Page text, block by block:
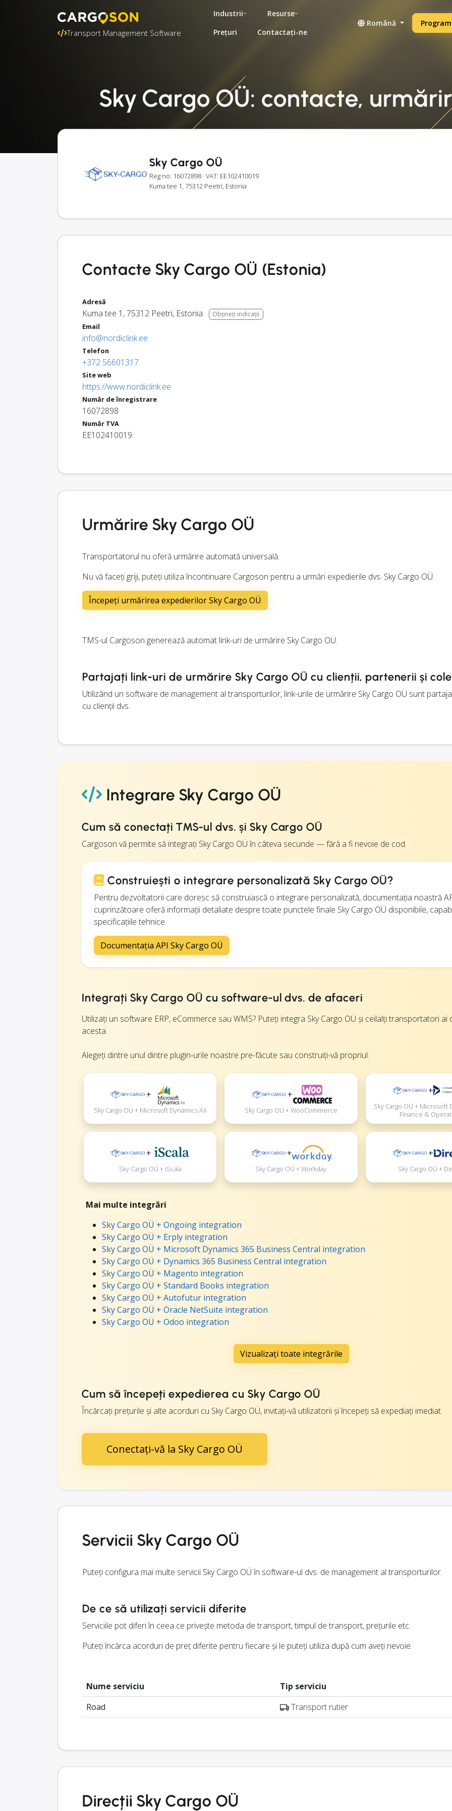
Transport Management Software
Industrii
Resurse
Prețuri
Contactați-ne
Română
Sky Cargo OÜ: contacte,
Sky Cargo OÜ
Reg no: 16072898 · VAT: EE102410019
Kuma tee 1, 75312 Peetri, Estonia
Contacte Sky Cargo OÜ (Estonia)
Adresă
Kuma tee 1 ,75312 Peetri, Estonia Obțineți indicații
Email
info@nordiclink.ee
Telefon
+372 56601317
Site web
https://www.nordiclink.ee
Număr de înregistrare
16072898
Număr TVA
EE102410019
Urmărire Sky Cargo OÜ
Transportatorul nu oferă urmărire automată universală.
Nu vă faceți griji, puteți utiliza încontinuare Cargoson pentru a urmări expedierile dvs. Sky Cargo OÜ.
Începeți urmărirea expedierilor Sky Cargo OÜ
TMS-ul Cargoson generează automat link-uri de urmărire Sky Cargo OÜ.
Partajați link-uri de urmărire Sky Cargo OÜ cu clienții, partenerii și
Utilizând un software de management al transporturilor, link-urile de urmărire Sky Cargo OÜ sunt
cu clienții dvs.
Integrare Sky Cargo OÜ
Cum să conectați TMS-ul dvs. și Sky Cargo OÜ
Cargoson vă permite să integrați Sky Cargo OÜ în câteva secunde — fără a fi nevoie de cod.
Construiești o integrare personalizată Sky Cargo OÜ?
Pentru dezvoltatorii care doresc să construiască o integrare personalizată, documentația noastră
cuprinzătoare oferă informații detaliate despre toate punctele finale Sky Cargo OÜ disponibile,
specificațiile tehnice.
Documentația API Sky Cargo OÜ
Integrați Sky Cargo OÜ cu software-ul dvs. de afaceri
Utilizați un software ERP, eCommerce sau WMS? Puteți integra Sky Cargo OÜ și ceilalți transportatori ai
acesta.
Alegeți dintre unul dintre plugin-urile noastre pre-făcute sau construiți-vă propriul:
+
Sky Cargo OÜ + Microsoft Dynamics AX
+
Sky Cargo OÜ + WooCommerce
+
Sky Cargo OÜ + Microsoft
Finance &
+
Sky Cargo OÜ + iScala
+
Sky Cargo OÜ + Workday
+
Sky Cargo OÜ +
Mai multe integrări
Sky Cargo OÜ + Ongoing integration
Sky Cargo OÜ + Erply integration
Sky Cargo OÜ + Microsoft Dynamics 365 Business Central integration
Sky Cargo OÜ + Dynamics 365 Business Central integration
Sky Cargo OÜ + Magento integration
Sky Cargo OÜ + Standard Books integration
Sky Cargo OÜ + Autofutur integration
Sky Cargo OÜ + Oracle NetSuite integration
Sky Cargo OÜ + Odoo integration
Vizualizați toate integrările
Cum să începeți expedierea cu Sky Cargo OÜ
Încărcați prețurile și alte acorduri cu Sky Cargo OÜ, invitați-vă utilizatorii și începeți să expediați imediat.
Conectați-vă la Sky Cargo OÜ
Servicii Sky Cargo OÜ
Puteți configura mai multe servicii Sky Cargo OÜ în software-ul dvs. de management al transporturilor.
De ce să utilizați servicii diferite
Serviciile pot diferi în ceea ce privește metoda de transport, timpul de transport, prețurile etc.
Puteți încărca acorduri de preț diferite pentru fiecare și le puteți utiliza după cum aveți nevoie.
Nume serviciu
Tip serviciu
Road
Transport rutier
Direcții Sky Cargo OÜ